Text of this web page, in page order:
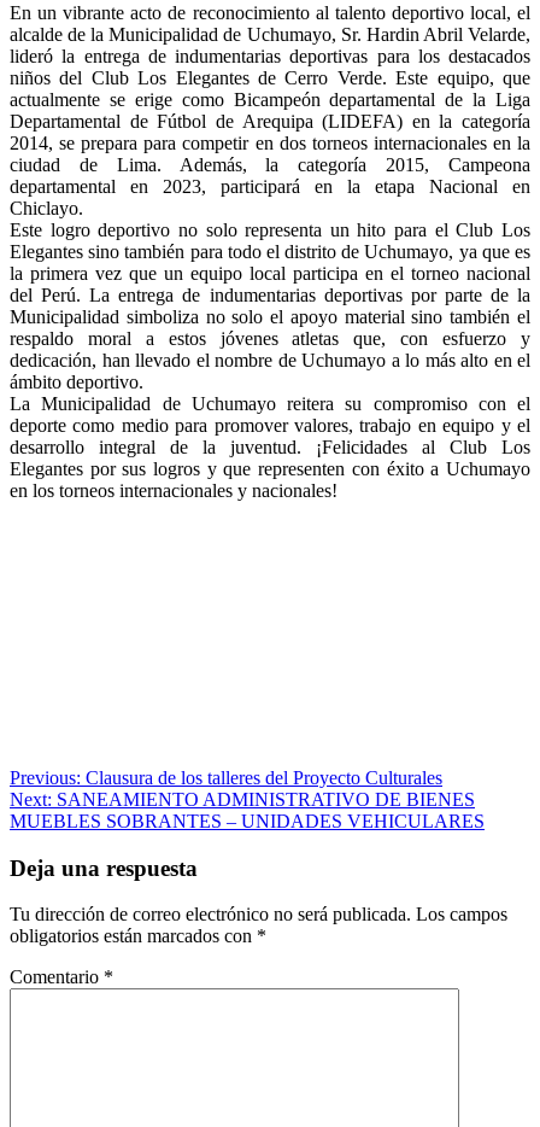
En un vibrante acto de reconocimiento al talento deportivo local, el
alcalde de la Municipalidad de Uchumayo, Sr. Hardin Abril Velarde,
lideró la entrega de indumentarias deportivas para los destacados
niños del Club Los Elegantes de Cerro Verde. Este equipo, que
actualmente se erige como Bicampeón departamental de la Liga
Departamental de Fútbol de Arequipa (LIDEFA) en la categoría
2014, se prepara para competir en dos torneos internacionales en la
ciudad de Lima. Además, la categoría 2015, Campeona
departamental en 2023, participará en la etapa Nacional en
Chiclayo.
Este logro deportivo no solo representa un hito para el Club Los
Elegantes sino también para todo el distrito de Uchumayo, ya que es
la primera vez que un equipo local participa en el torneo nacional
del Perú. La entrega de indumentarias deportivas por parte de la
Municipalidad simboliza no solo el apoyo material sino también el
respaldo moral a estos jóvenes atletas que, con esfuerzo y
dedicación, han llevado el nombre de Uchumayo a lo más alto en el
ámbito deportivo.
La Municipalidad de Uchumayo reitera su compromiso con el
deporte como medio para promover valores, trabajo en equipo y el
desarrollo integral de la juventud. ¡Felicidades al Club Los
Elegantes por sus logros y que representen con éxito a Uchumayo
en los torneos internacionales y nacionales!
Navegación
de
Previous: Clausura de los talleres del Proyecto Culturales
Next: SANEAMIENTO ADMINISTRATIVO DE BIENES
MUEBLES SOBRANTES – UNIDADES VEHICULARES
Deja una respuesta
Tu dirección de correo electrónico no será publicada. Los campos
obligatorios están marcados con *
Comentario *